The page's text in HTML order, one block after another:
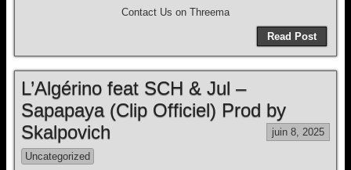
Contact Us on Threema
Read Post
L’Algérino feat SCH & Jul –
Sapapaya (Clip Officiel) Prod by
Skalpovich
juin 8, 2025
Uncategorized